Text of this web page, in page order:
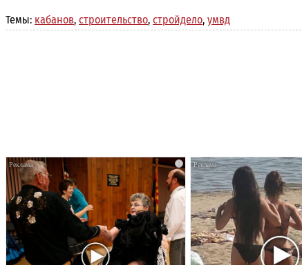
Темы: кабанов, строительство, стройдело, умвд
i